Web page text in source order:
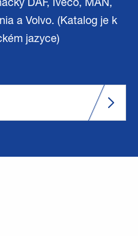
DAF, Iveco, MAN,
a Volvo. (Katalog je k
jazyce)